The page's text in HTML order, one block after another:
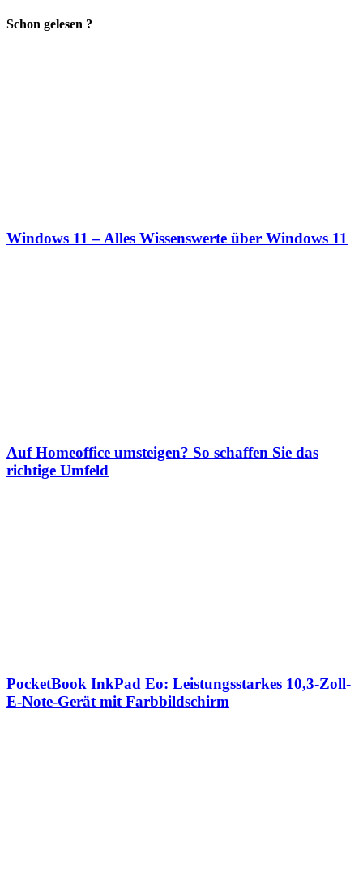
Schon gelesen ?
Windows 11 – Alles Wissenswerte über Windows 11
Auf Homeoffice umsteigen? So schaffen Sie das
richtige Umfeld
PocketBook InkPad Eo: Leistungsstarkes 10,3-Zoll-
E-Note-Gerät mit Farbbildschirm